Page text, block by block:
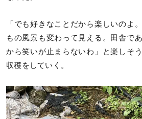
「でも好きなことだから楽しいのよ
もの風景も変わって見える。田舎で
から笑いが止まらないわ」と楽しそ
収穫をしていく。